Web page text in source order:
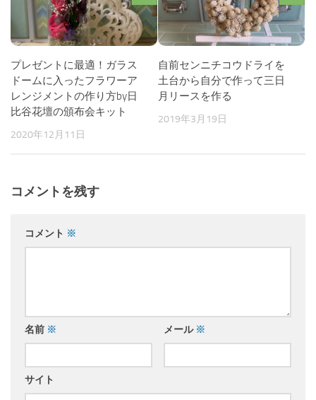
プレゼントに最適！ガラス
ドームに入ったフラワーア
レンジメントの作り方by日
比谷花壇の頒布会キット
2020年12月11日
自前センニチコウドライを
土台から自分で作って三日
月リースを作る
2019年3月19日
コメントを残す
コメント ※
名前 ※ メール ※
サイト